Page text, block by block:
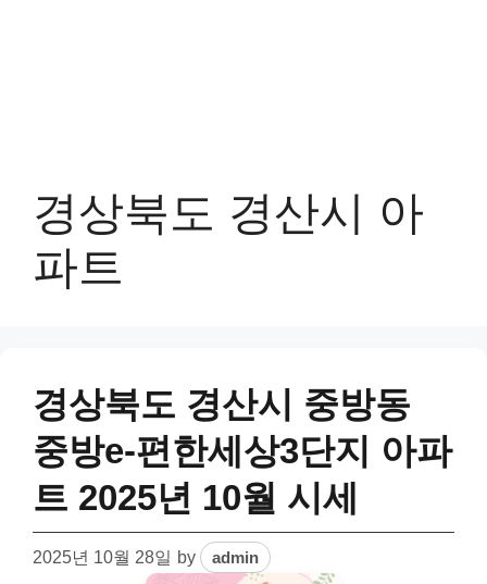
경상북도 경산시 아
파트
경상북도 경산시 중방동
중방e-편한세상3단지 아파
트 2025년 10월 시세
2025년 10월 28일 by admin